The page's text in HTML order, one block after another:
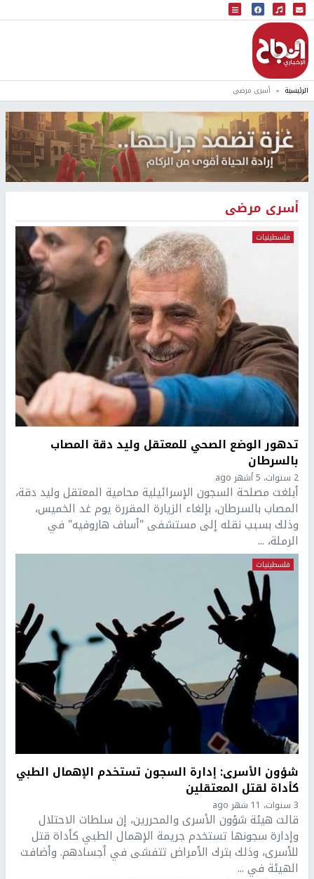
البث المباشر
إذاعة النجاح
الرئيسية أسرى مرضى
أسرى مرضى
فلسطينيات
تدهور الوضع الصحي للمعتقل وليد دقة المصاب
بالسرطان
2 سنوات، 5 أشهر ago
أبلغت مصلحة السجون الإسرائيلية محامية المعتقل وليد دقة،
المصاب بالسرطان، بإلغاء الزيارة المقررة يوم غد الخميس،
وذلك بسبب نقله إلى مستشفى "أساف هاروفيه" في
الرملة، ...
فلسطينيات
شؤون الأسرى: إدارة السجون تستخدم الإهمال الطبي
كأداة لقتل المعتقلين
3 سنوات، 11 شهر ago
قالت هيئة شؤون الأسرى والمحررين، إن سلطات الاحتلال
وإدارة سجونها تستخدم جريمة الإهمال الطبي كأداة قتل
للأسرى، وذلك بترك الأمراض تتفشى في أجسادهم. وأضافت
الهيئة في ...